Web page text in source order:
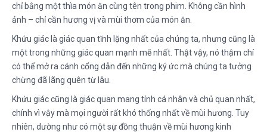
chỉ bằng một thìa món ăn cùng tên trong phim. Không cần hình
ảnh – chỉ cần hương vị và mùi thơm của món ăn.
Khứu giác là giác quan tĩnh lặng nhất của chúng ta, nhưng cũng là
một trong những giác quan mạnh mẽ nhất. Thật vậy, nó thậm chí
có thể mở ra cánh cổng dẫn đến những ký ức mà chúng ta tưởng
chừng đã lãng quên từ lâu.
Khứu giác cũng là giác quan mang tính cá nhân và chủ quan nhất,
chính vì vậy mà mọi người rất khó thống nhất về mùi hương. Tuy
nhiên, dường như có một sự đồng thuận về mùi hương kinh